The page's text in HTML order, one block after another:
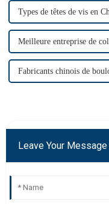
Types de têtes de vis en
Meilleure entreprise de
Fabricants chinois de
Leave Your Message